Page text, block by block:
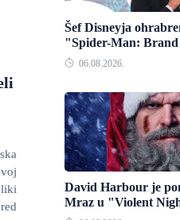
Šef Disneyja
"Spider-Man:
06.08.2026.
David Harbour je
Mraz u "Violent